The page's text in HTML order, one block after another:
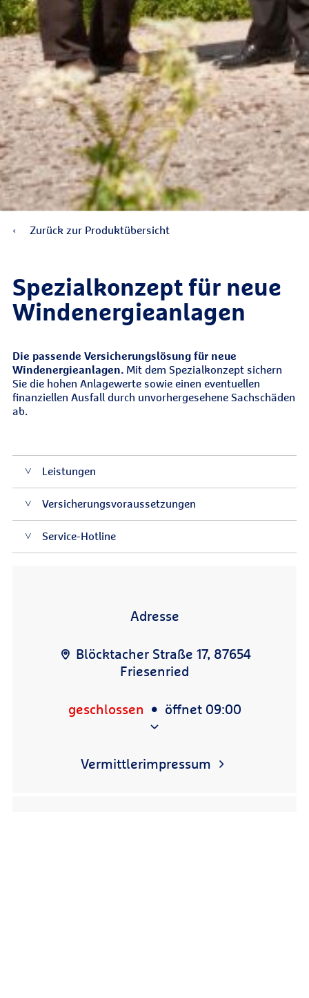
Zurück zur Produktübersicht
Spezial­konzept für neue
Wind­energieanlagen
Die passende Versicherungslösung für neue
Windenergieanlagen. Mit dem Spezialkonzept sichern
Sie die hohen Anlagewerte sowie einen eventuellen
finanziellen Ausfall durch unvorhergesehene Sachschäden
ab.
Leistungen
Versicherungsvoraussetzungen
Service-Hotline
Adresse
Blöcktacher Straße 17, 87654
Friesenried
geschlossen öffnet 09:00
Vermittlerimpressum